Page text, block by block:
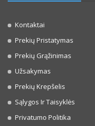
Kontaktai
Prekių Pristatymas
Prekių Grąžinimas
Užsakymas
Prekių Krepšelis
Sąlygos Ir Taisyklės
Privatumo Politika